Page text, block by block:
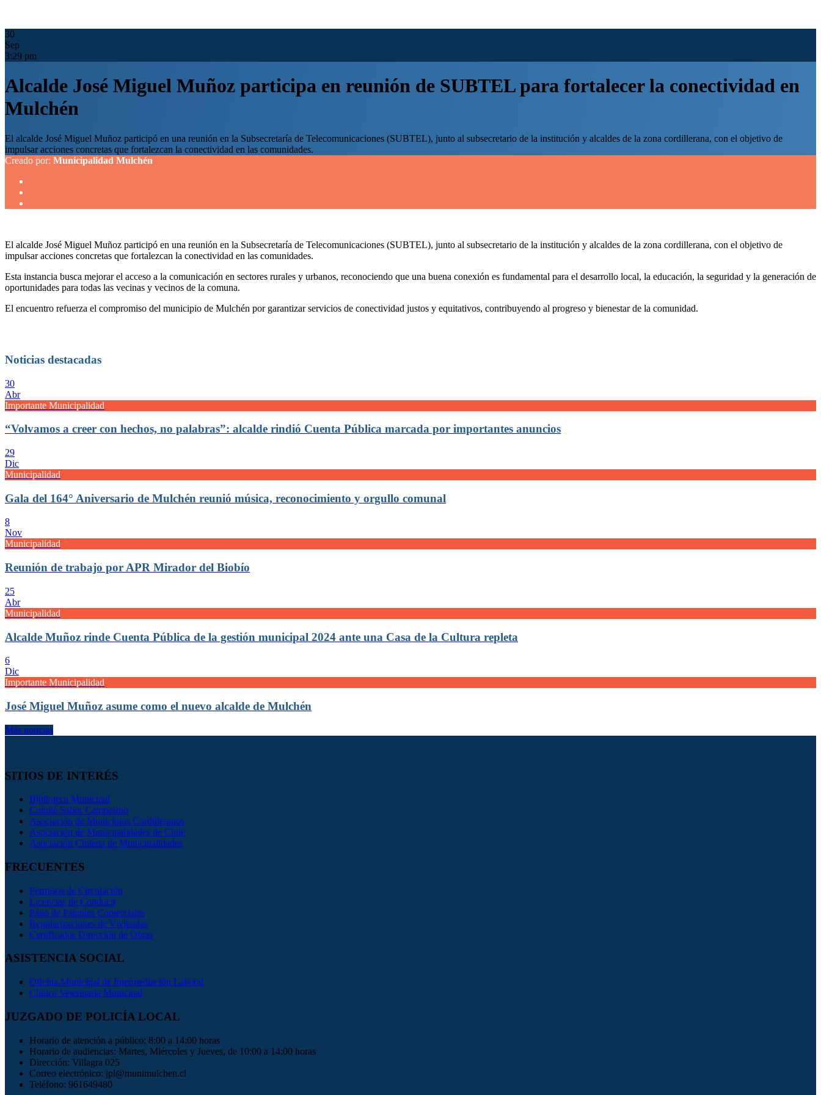
30
Sep
3:29 pm
Alcalde José Miguel Muñoz participa en reunión de SUBTEL para fortalecer la conectividad en
Mulchén
El alcalde José Miguel Muñoz participó en una reunión en la Subsecretaría de Telecomunicaciones (SUBTEL), junto al subsecretario de la institución y alcaldes de la zona cordillerana, con el objetivo de
impulsar acciones concretas que fortalezcan la conectividad en las comunidades.
Creado por: Municipalidad Mulchén
El alcalde José Miguel Muñoz participó en una reunión en la Subsecretaría de Telecomunicaciones (SUBTEL), junto al subsecretario de la institución y alcaldes de la zona cordillerana, con el objetivo de
impulsar acciones concretas que fortalezcan la conectividad en las comunidades.
Esta instancia busca mejorar el acceso a la comunicación en sectores rurales y urbanos, reconociendo que una buena conexión es fundamental para el desarrollo local, la educación, la seguridad y la generación de
oportunidades para todas las vecinas y vecinos de la comuna.
El encuentro refuerza el compromiso del municipio de Mulchén por garantizar servicios de conectividad justos y equitativos, contribuyendo al progreso y bienestar de la comunidad.
Noticias destacadas
30
Abr
Importante Municipalidad
“Volvamos a creer con hechos, no palabras”: alcalde rindió Cuenta Pública marcada por importantes anuncios
29
Dic
Municipalidad
Gala del 164° Aniversario de Mulchén reunió música, reconocimiento y orgullo comunal
8
Nov
Municipalidad
Reunión de trabajo por APR Mirador del Biobío
25
Abr
Municipalidad
Alcalde Muñoz rinde Cuenta Pública de la gestión municipal 2024 ante una Casa de la Cultura repleta
6
Dic
Importante Municipalidad
José Miguel Muñoz asume como el nuevo alcalde de Mulchén
Más noticias
SITIOS DE INTERÉS
Biblioteca Municipal
Comité Sabor Campesino
Asociación de Municipios Cordilleranos
Asociación de Municipalidades de Chile
Asociación Chilena de Municipalidades
FRECUENTES
Permisos de Circulación
Licencias de Conducir
Pago de Patentes Comerciales
Regularizaciones de Viviendas
Certificados Dirección de Obras
ASISTENCIA SOCIAL
Oficina Municipal de Intermediación Laboral
Clinica Veterinaria Municipal
JUZGADO DE POLICÍA LOCAL
Horario de atención a público: 8:00 a 14:00 horas
Horario de audiencias: Martes, Miércoles y Jueves, de 10:00 a 14:00 horas
Dirección: Villagra 025
Correo electrónico: jpl@munimulchen.cl
Teléfono: 961649480